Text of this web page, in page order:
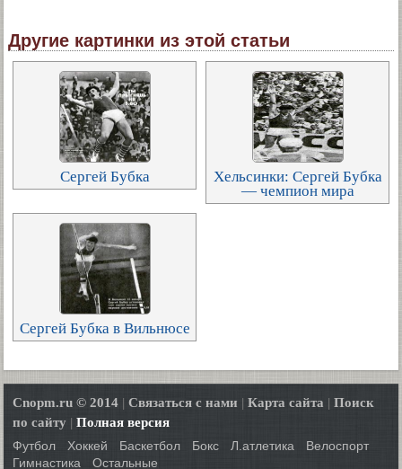
Другие картинки из этой статьи
Сергей Бубка
Хельсинки: Сергей Бубка
— чемпион мира
Сергей Бубка в Вильнюсе
Cnopm.ru © 2014 | Связаться с нами | Карта сайта | Поиск
по сайту | Полная версия
Футбол
Хоккей Баскетбол Бокс Л.атлетика
Велоспорт
Гимнастика
Остальные